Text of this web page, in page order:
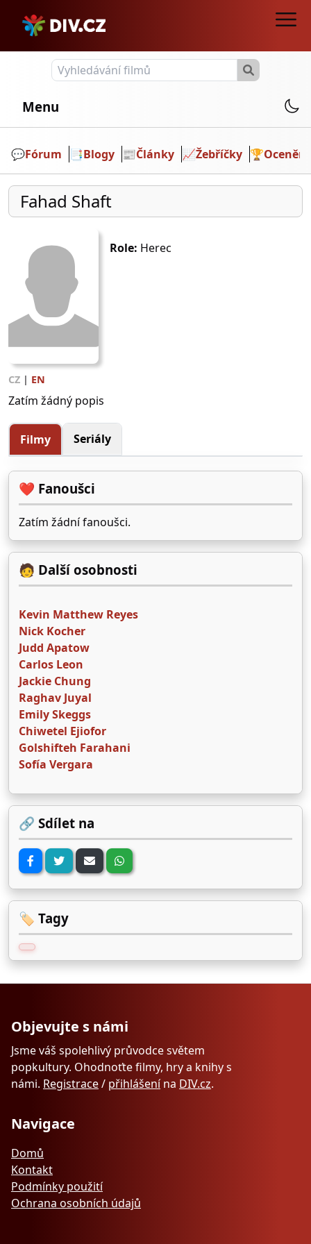
Menu
💬️Fórum 📑Blogy 📰Články 📈Žebříčky 🏆Ocenění
Fahad Shaft
Role: Herec
CZ | EN
Zatím žádný popis
Filmy Seriály
❤️ Fanoušci
Zatím žádní fanoušci.
🧑 Další osobnosti
Kevin Matthew Reyes
Nick Kocher
Judd Apatow
Carlos Leon
Jackie Chung
Raghav Juyal
Emily Skeggs
Chiwetel Ejiofor
Golshifteh Farahani
Sofía Vergara
🔗 Sdílet na
🏷️ Tagy
Objevujte s námi
Jsme váš spolehlivý průvodce světem
popkultury. Ohodnoťte filmy, hry a knihy s
námi. Registrace/ přihlášenína DIV.cz.
Navigace
Domů
Kontakt
Podmínky použití
Ochrana osobních údajů